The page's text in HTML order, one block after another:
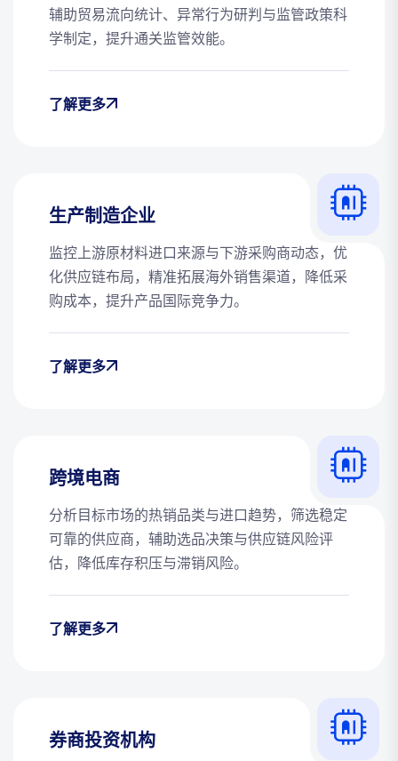
辅助贸易流向统计、异常行为研判与监管政策科
学制定，提升通关监管效能。
了解更多
生产制造企业
监控上游原材料进口来源与下游采购商动态，优
化供应链布局，精准拓展海外销售渠道，降低采
购成本，提升产品国际竞争力。
了解更多
跨境电商
分析目标市场的热销品类与进口趋势，筛选稳定
可靠的供应商，辅助选品决策与供应链风险评
估，降低库存积压与滞销风险。
了解更多
券商投资机构